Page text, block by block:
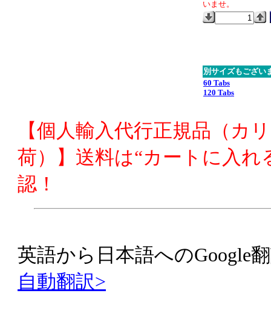
いませ。
別サイズもござい
60 Tabs
120 Tabs
【個人輸入代行正規品（カ
荷）】送料は“カートに入れ
認！
英語から日本語へのGoogle
自動翻訳>